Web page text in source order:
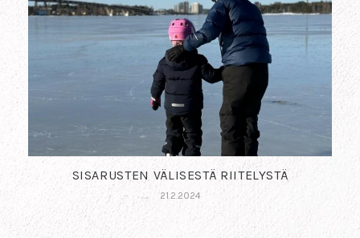
SISARUSTEN VÄLISESTÄ RIITELYSTÄ
21.2.2024